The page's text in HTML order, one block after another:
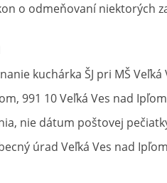
o odmeňovaní niektorých
kuchárka ŠJ pri MŠ Veľká
991 10 Veľká Ves nad
nie dátum poštovej
úrad Veľká Ves nad
2021